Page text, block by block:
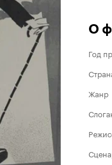
О
Год
Жанр